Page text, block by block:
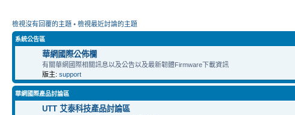
檢視沒有回覆的主題 • 檢視最近討論的主題
系統公告區
華網國際公佈欄
有關華網國際相關訊息以及公告以及最新韌體Firmware下載資訊
版主: support
華網國際產品討論區
UTT 艾泰科技產品討論區